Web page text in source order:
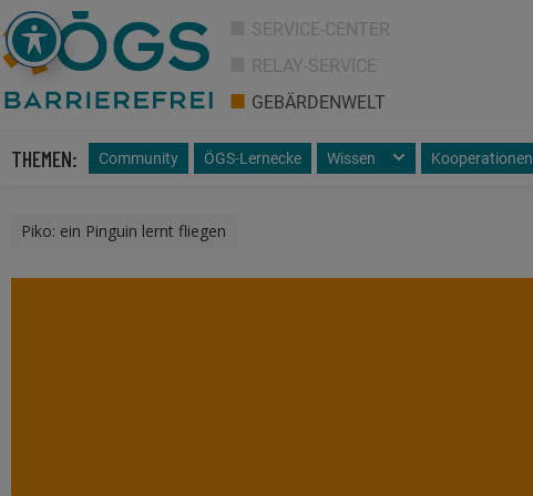
SERVICE-CENTER
RELAY-SERVICE
GEBÄRDENWELT
THEMEN: Community ÖGS-Lernecke Wissen Kooperationen
Piko: ein Pinguin lernt fliegen